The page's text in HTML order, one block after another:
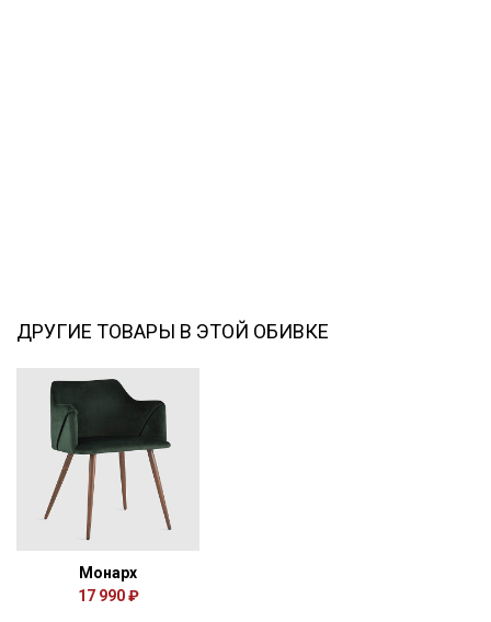
ДРУГИЕ ТОВАРЫ В ЭТОЙ ОБИВКЕ
Монарх
17 990 ₽